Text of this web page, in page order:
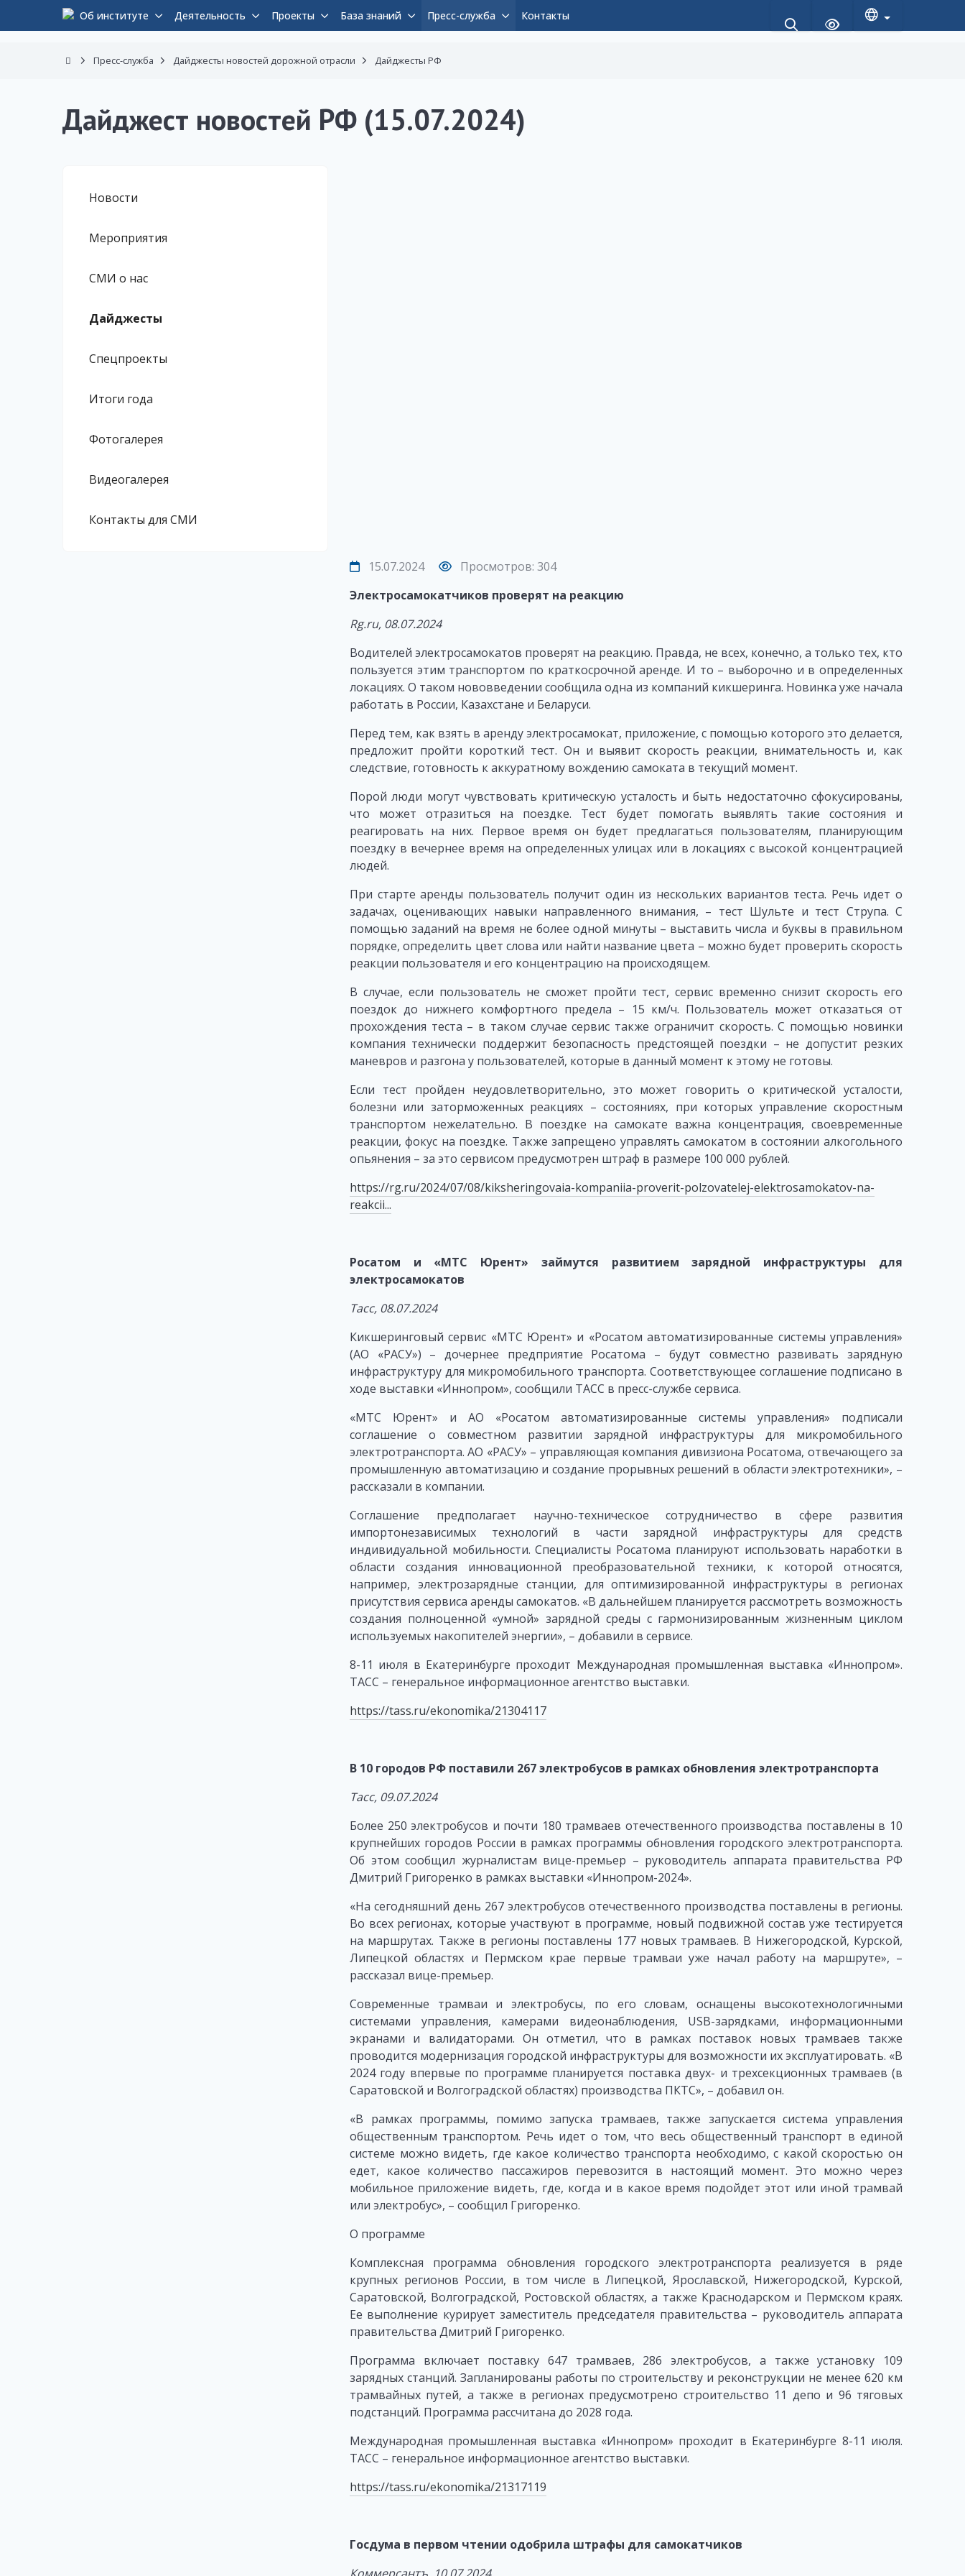
Об институте Деятельность Проекты База знаний Пресс-служба Контакты
Пресс-служба Дайджесты новостей дорожной отрасли Дайджесты РФ
Дайджест новостей РФ (15.07.2024)
Новости
Мероприятия
СМИ о нас
Дайджесты
Спецпроекты
Итоги года
Фотогалерея
Видеогалерея
Контакты для СМИ
15.07.2024
Просмотров: 304
Электросамокатчиков проверят на реакцию
Rg.ru, 08.07.2024
Водителей электросамокатов проверят на реакцию. Правда, не всех, конечно, а только тех, кто
пользуется этим транспортом по краткосрочной аренде. И то – выборочно и в определенных
локациях. О таком нововведении сообщила одна из компаний кикшеринга. Новинка уже начала
работать в России, Казахстане и Беларуси.
Перед тем, как взять в аренду электросамокат, приложение, с помощью которого это делается,
предложит пройти короткий тест. Он и выявит скорость реакции, внимательность и, как
следствие, готовность к аккуратному вождению самоката в текущий момент.
Порой люди могут чувствовать критическую усталость и быть недостаточно сфокусированы,
что может отразиться на поездке. Тест будет помогать выявлять такие состояния и
реагировать на них. Первое время он будет предлагаться пользователям, планирующим
поездку в вечернее время на определенных улицах или в локациях с высокой концентрацией
людей.
При старте аренды пользователь получит один из нескольких вариантов теста. Речь идет о
задачах, оценивающих навыки направленного внимания, – тест Шульте и тест Струпа. С
помощью заданий на время не более одной минуты – выставить числа и буквы в правильном
порядке, определить цвет слова или найти название цвета – можно будет проверить скорость
реакции пользователя и его концентрацию на происходящем.
В случае, если пользователь не сможет пройти тест, сервис временно снизит скорость его
поездок до нижнего комфортного предела – 15 км/ч. Пользователь может отказаться от
прохождения теста – в таком случае сервис также ограничит скорость. С помощью новинки
компания технически поддержит безопасность предстоящей поездки – не допустит резких
маневров и разгона у пользователей, которые в данный момент к этому не готовы.
Если тест пройден неудовлетворительно, это может говорить о критической усталости,
болезни или заторможенных реакциях – состояниях, при которых управление скоростным
транспортом нежелательно. В поездке на самокате важна концентрация, своевременные
реакции, фокус на поездке. Также запрещено управлять самокатом в состоянии алкогольного
опьянения – за это сервисом предусмотрен штраф в размере 100 000 рублей.
https://rg.ru/2024/07/08/kiksheringovaia-kompaniia-proverit-polzovatelej-elektrosamokatov-na-
reakcii...
Росатом и «МТС Юрент» займутся развитием зарядной инфраструктуры для
электросамокатов
Тасс, 08.07.2024
Кикшеринговый сервис «МТС Юрент» и «Росатом автоматизированные системы управления»
(АО «РАСУ») – дочернее предприятие Росатома – будут совместно развивать зарядную
инфраструктуру для микромобильного транспорта. Соответствующее соглашение подписано в
ходе выставки «Иннопром», сообщили ТАСС в пресс-службе сервиса.
«МТС Юрент» и АО «Росатом автоматизированные системы управления» подписали
соглашение о совместном развитии зарядной инфраструктуры для микромобильного
электротранспорта. АО «РАСУ» – управляющая компания дивизиона Росатома, отвечающего за
промышленную автоматизацию и создание прорывных решений в области электротехники», –
рассказали в компании.
Соглашение предполагает научно-техническое сотрудничество в сфере развития
импортонезависимых технологий в части зарядной инфраструктуры для средств
индивидуальной мобильности. Специалисты Росатома планируют использовать наработки в
области создания инновационной преобразовательной техники, к которой относятся,
например, электрозарядные станции, для оптимизированной инфраструктуры в регионах
присутствия сервиса аренды самокатов. «В дальнейшем планируется рассмотреть возможность
создания полноценной «умной» зарядной среды с гармонизированным жизненным циклом
используемых накопителей энергии», – добавили в сервисе.
8-11 июля в Екатеринбурге проходит Международная промышленная выставка «Иннопром».
ТАСС – генеральное информационное агентство выставки.
https://tass.ru/ekonomika/21304117
В 10 городов РФ поставили 267 электробусов в рамках обновления электротранспорта
Тасс, 09.07.2024
Более 250 электробусов и почти 180 трамваев отечественного производства поставлены в 10
крупнейших городов России в рамках программы обновления городского электротранспорта.
Об этом сообщил журналистам вице-премьер – руководитель аппарата правительства РФ
Дмитрий Григоренко в рамках выставки «Иннопром-2024».
«На сегодняшний день 267 электробусов отечественного производства поставлены в регионы.
Во всех регионах, которые участвуют в программе, новый подвижной состав уже тестируется
на маршрутах. Также в регионы поставлены 177 новых трамваев. В Нижегородской, Курской,
Липецкой областях и Пермском крае первые трамваи уже начал работу на маршруте», –
рассказал вице-премьер.
Современные трамваи и электробусы, по его словам, оснащены высокотехнологичными
системами управления, камерами видеонаблюдения, USB-зарядками, информационными
экранами и валидаторами. Он отметил, что в рамках поставок новых трамваев также
проводится модернизация городской инфраструктуры для возможности их эксплуатировать. «В
2024 году впервые по программе планируется поставка двух- и трехсекционных трамваев (в
Саратовской и Волгоградской областях) производства ПКТС», – добавил он.
«В рамках программы, помимо запуска трамваев, также запускается система управления
общественным транспортом. Речь идет о том, что весь общественный транспорт в единой
системе можно видеть, где какое количество транспорта необходимо, с какой скоростью он
едет, какое количество пассажиров перевозится в настоящий момент. Это можно через
мобильное приложение видеть, где, когда и в какое время подойдет этот или иной трамвай
или электробус», – сообщил Григоренко.
О программе
Комплексная программа обновления городского электротранспорта реализуется в ряде
крупных регионов России, в том числе в Липецкой, Ярославской, Нижегородской, Курской,
Саратовской, Волгоградской, Ростовской областях, а также Краснодарском и Пермском краях.
Ее выполнение курирует заместитель председателя правительства – руководитель аппарата
правительства Дмитрий Григоренко.
Программа включает поставку 647 трамваев, 286 электробусов, а также установку 109
зарядных станций. Запланированы работы по строительству и реконструкции не менее 620 км
трамвайных путей, а также в регионах предусмотрено строительство 11 депо и 96 тяговых
подстанций. Программа рассчитана до 2028 года.
Международная промышленная выставка «Иннопром» проходит в Екатеринбурге 8-11 июля.
ТАСС – генеральное информационное агентство выставки.
https://tass.ru/ekonomika/21317119
Госдума в первом чтении одобрила штрафы для самокатчиков